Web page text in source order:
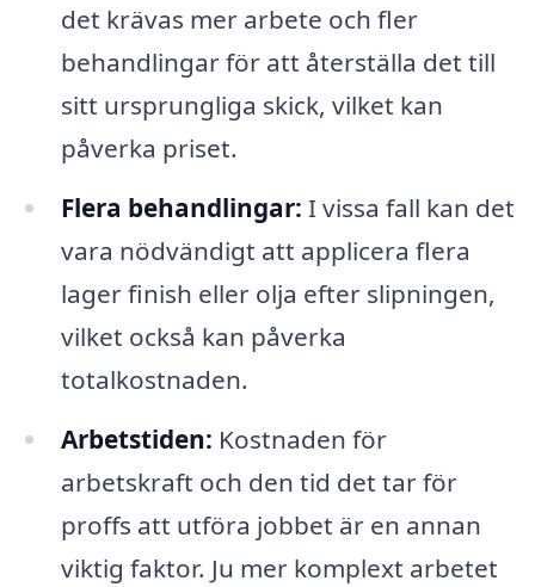
det krävas mer arbete och fler
behandlingar för att återställa det till
sitt ursprungliga skick, vilket kan
påverka priset.
Flera behandlingar: I vissa fall kan det
vara nödvändigt att applicera flera
lager finish eller olja efter slipningen,
vilket också kan påverka
totalkostnaden.
Arbetstiden: Kostnaden för
arbetskraft och den tid det tar för
proffs att utföra jobbet är en annan
viktig faktor. Ju mer komplext arbetet